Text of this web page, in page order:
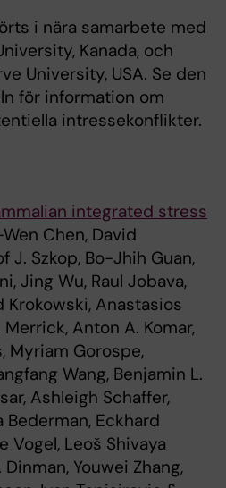
i nära samarbete med
Kanada, och
University, USA. Se den
för information om
intressekonflikter.
integrated stress
Chen, David
J. Szkop, Bo-Jhih Guan,
Jing Wu, Raul Jobava,
Krokowski, Anastasios
Anton A. Komar,
Myriam Gorospe,
Wang, Benjamin L.
Ashleigh Schaffer,
Bederman, Eckhard
Vogel, Leoš Shivaya
Youwei Zhang,